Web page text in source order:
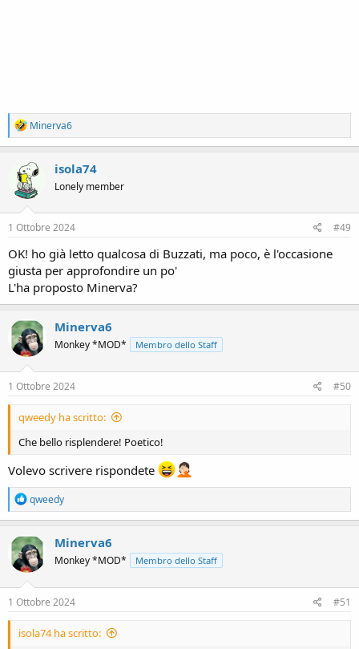
R
e
a
c
t
i
o
n
s
Minerva6
isola74
Lonely member
1 Ottobre 2024 #49
OK! ho già letto qualcosa di Buzzati, ma poco, è l'occasione
giusta per approfondire un po'
L'ha proposto Minerva?
Minerva6
Monkey *MOD* Membro dello Staff
1 Ottobre 2024 #50
qweedy ha scritto:
Che bello risplendere! Poetico!
Volevo scrivere rispondete
R
e
a
c
t
i
o
n
s
qweedy
Minerva6
Monkey *MOD* Membro dello Staff
1 Ottobre 2024 #51
isola74 ha scritto: